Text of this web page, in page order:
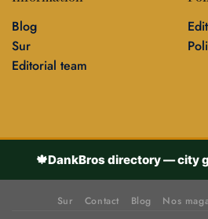
Blog
Sur
Editorial team
🍁DankBros directory — city
Sur Contact Blog Nos